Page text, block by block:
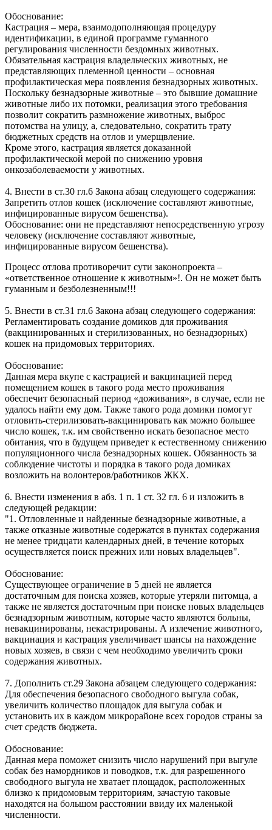
Обоснование:
Кастрация – мера, взаимодополняющая процедуру
идентификации, в единой программе гуманного
регулирования численности бездомных животных.
Обязательная кастрация владельческих животных, не
представляющих племенной ценности – основная
профилактическая мера появления безнадзорных животных.
Поскольку безнадзорные животные – это бывшие домашние
животные либо их потомки, реализация этого требования
позволит сократить размножение животных, выброс
потомства на улицу, а, следовательно, сократить трату
бюджетных средств на отлов и умерщвление.
Кроме этого, кастрация является доказанной
профилактической мерой по снижению уровня
онкозаболеваемости у животных.
4. Внести в ст.30 гл.6 Закона абзац следующего содержания:
Запретить отлов кошек (исключение составляют животные,
инфицированные вирусом бешенства).
Обоснование: они не представляют непосредственную угрозу
человеку (исключение составляют животные,
инфицированные вирусом бешенства).
Процесс отлова противоречит сути законопроекта –
«ответственное отношение к животным»!. Он не может быть
гуманным и безболезненным!!!
5. Внести в ст.31 гл.6 Закона абзац следующего содержания:
Регламентировать создание домиков для проживания
(вакцинированных и стерилизованных, но безнадзорных)
кошек на придомовых территориях.
Обоснование:
Данная мера вкупе с кастрацией и вакцинацией перед
помещением кошек в такого рода место проживания
обеспечит безопасный период «доживания», в случае, если не
удалось найти ему дом. Также такого рода домики помогут
отловить-стерилизовать-вакцинировать как можно большее
число кошек, т.к. им свойственно искать безопасное место
обитания, что в будущем приведет к естественному снижению
популяционного числа безнадзорных кошек. Обязанность за
соблюдение чистоты и порядка в такого рода домиках
возложить на волонтеров/работников ЖКХ.
6. Внести изменения в абз. 1 п. 1 ст. 32 гл. 6 и изложить в
следующей редакции:
"1. Отловленные и найденные безнадзорные животные, а
также отказные животные содержатся в пунктах содержания
не менее тридцати календарных дней, в течение которых
осуществляется поиск прежних или новых владельцев".
Обоснование:
Существующее ограничение в 5 дней не является
достаточным для поиска хозяев, которые утеряли питомца, а
также не является достаточным при поиске новых владельцев
безнадзорным животным, которые часто являются больны,
невакцинированы, некастрированы. А излечение животного,
вакцинация и кастрация увеличивает шансы на нахождение
новых хозяев, в связи с чем необходимо увеличить сроки
содержания животных.
7. Дополнить ст.29 Закона абзацем следующего содержания:
Для обеспечения безопасного свободного выгула собак,
увеличить количество площадок для выгула собак и
установить их в каждом микрорайоне всех городов страны за
счет средств бюджета.
Обоснование:
Данная мера поможет снизить число нарушений при выгуле
собак без намордников и поводков, т.к. для разрешенного
свободного выгула не хватает площадок, расположенных
близко к придомовым территориям, зачастую таковые
находятся на большом расстоянии ввиду их маленькой
численности.